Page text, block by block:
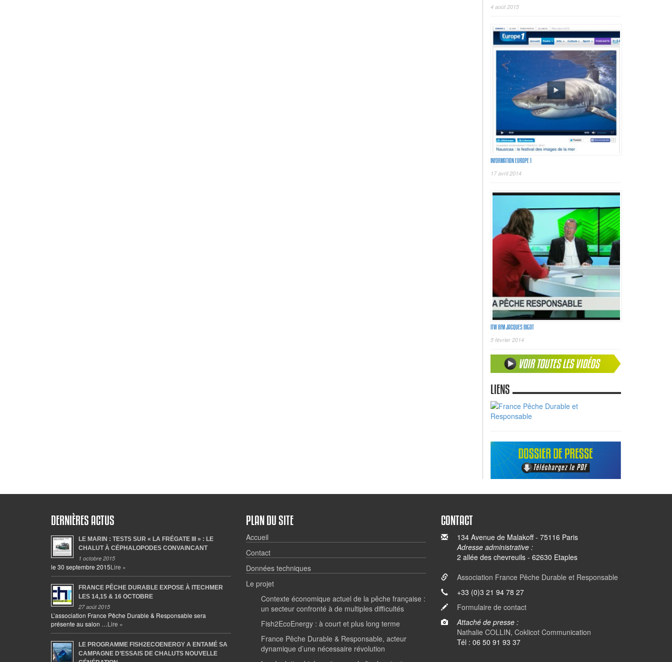
4 août 2015
INFORMATION EUROPE 1
17 avril 2014
ITW BFM JACQUES BIGOT
5 février 2014
LIENS
DERNIÈRES ACTUS
LE MARIN : TESTS SUR « LA FRÉGATE III » : LE
CHALUT À CÉPHALOPODES CONVAINCANT
1 octobre 2015
le 30 septembre 2015Lire »
FRANCE PÊCHE DURABLE EXPOSE À ITECHMER
LES 14,15 & 16 OCTOBRE
27 août 2015
L’association France Pêche Durable & Responsable sera
présente au salon …Lire »
LE PROGRAMME FISH2ECOENERGY A ENTAMÉ SA
CAMPAGNE D’ESSAIS DE CHALUTS NOUVELLE
PLAN DU SITE
Accueil
Contact
Données techniques
Le projet
Contexte économique actuel de la pêche française :
un secteur confronté à de multiples difficultés
Fish2EcoEnergy : à court et plus long terme
France Pêche Durable & Responsable, acteur
dynamique d’une nécessaire révolution
CONTACT
134 Avenue de Malakoff - 75116 Paris
Adresse administrative :
2 allée des chevreuils - 62630 Etaples
Association France Pêche Durable et Responsable
+33 (0)3 21 94 78 27
Formulaire de contact
Attaché de presse :
Nathalie COLLIN, Coklicot Communication
Tél : 06 50 91 93 37